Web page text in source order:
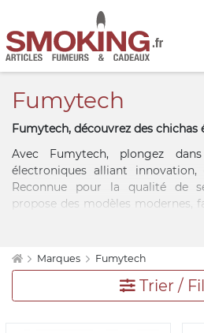
Fumytech
Fumytech, découvrez des
Avec Fumytech, plongez
électroniques alliant
Reconnue pour la qualité de
propose des modèles modernes,
pour offrir une expérience
électroniques Fumytech se
ergonomie, leur technologie de
Smoking.fr, découvrez des
performants, parfaits pour
Marques Fumytech
Trier /